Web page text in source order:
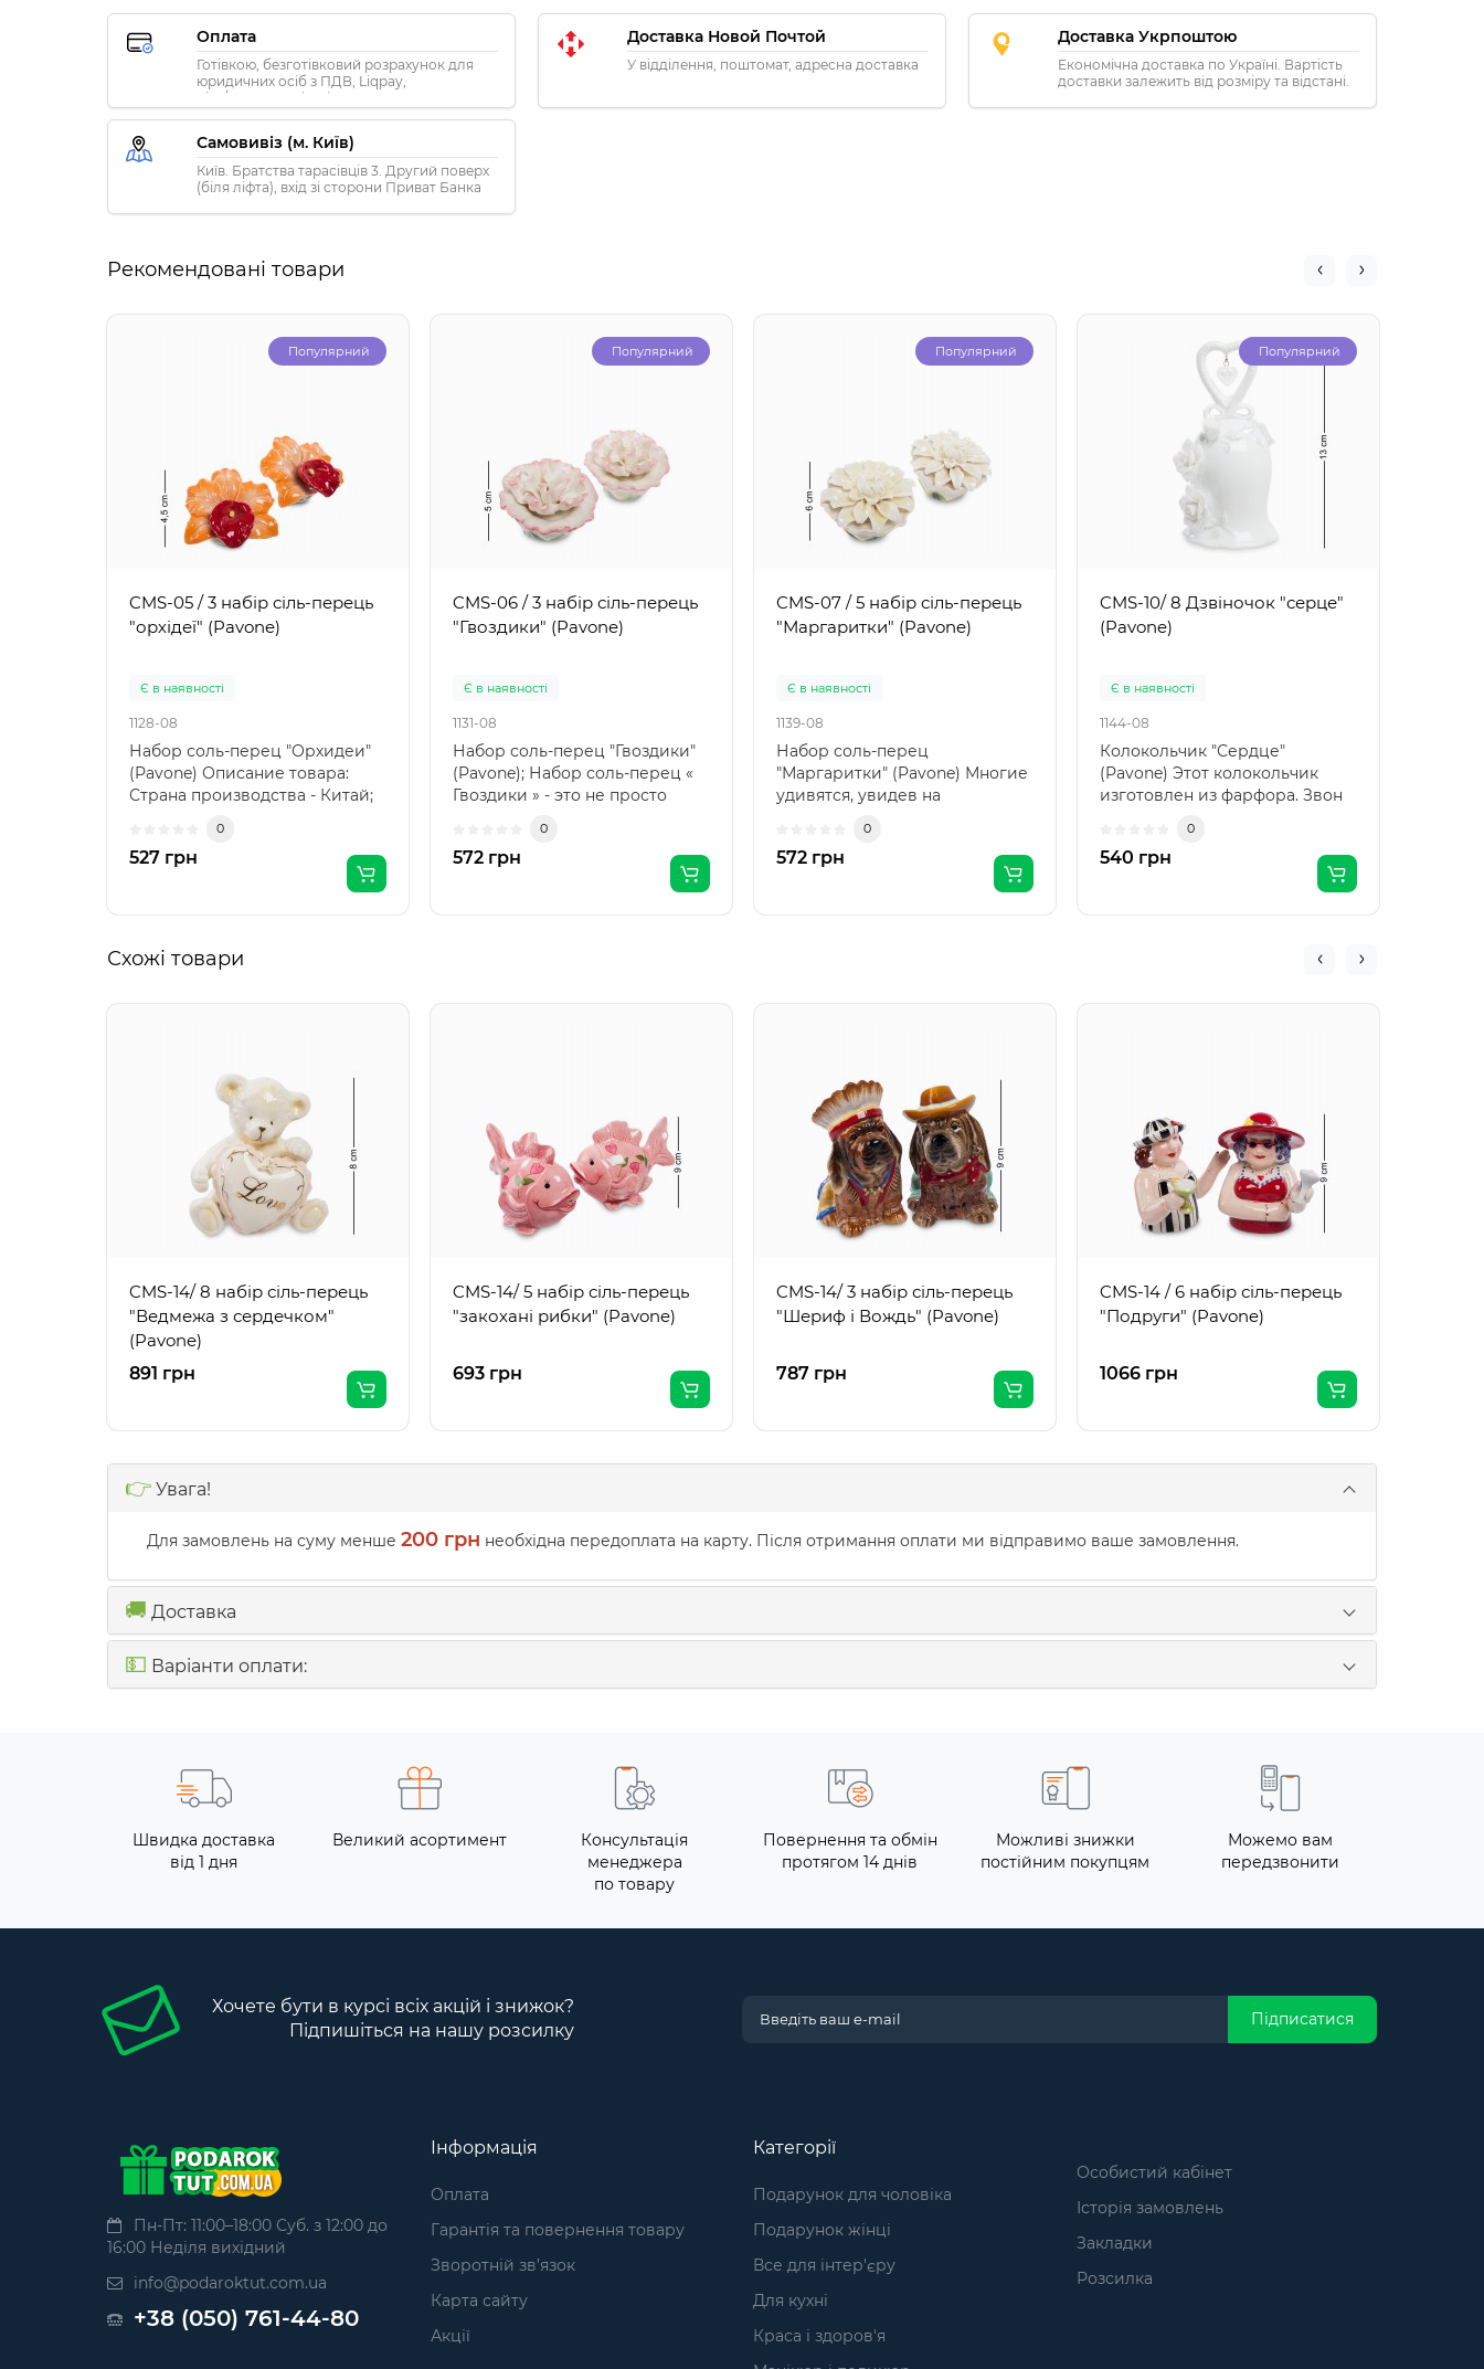
Оплата
Готівкою, безготівковий розрахунок для
юридичних осіб з ПДВ, Liqpay,
Visa/MasterCard, Privat24
Доставка Новой Почтой
У відділення, поштомат, адресна доставка
Доставка Укрпоштою
Економічна доставка по Україні. Вартість
доставки залежить від розміру та відстані.
Самовивіз (м. Київ)
Київ. Братства тарасівців 3. Другий поверх
(біля ліфта), вхід зі сторони Приват Банка
Рекомендовані товари
Популярний
CMS-05 / 3 набір сіль-перець
"орхідеї" (Pavone)
Є в наявності
1128-08
Набор соль-перец "Орхидеи"
(Pavone) Описание товара:
Страна производства - Китай;
0
527 грн
Популярний
CMS-06 / 3 набір сіль-перець
"Гвоздики" (Pavone)
Є в наявності
1131-08
Набор соль-перец "Гвоздики"
(Pavone); Набор соль-перец «
Гвоздики » - это не просто
0
572 грн
Популярний
CMS-07 / 5 набір сіль-перець
"Маргаритки" (Pavone)
Є в наявності
1139-08
Набор соль-перец
"Маргаритки" (Pavone) Многие
удивятся, увидев на
роскошны..
0
572 грн
Популярний
CMS-10/ 8 Дзвіночок "серце"
(Pavone)
Є в наявності
1144-08
Колокольчик "Сердце"
(Pavone) Этот колокольчик
изготовлен из фарфора. Звон
0
540 грн
Схожі товари
CMS-14/ 8 набір сіль-перець
"Ведмежа з сердечком"
(Pavone)
891 грн
CMS-14/ 5 набір сіль-перець
"закохані рибки" (Pavone)
693 грн
CMS-14/ 3 набір сіль-перець
"Шериф і Вождь" (Pavone)
787 грн
CMS-14 / 6 набір сіль-перець
"Подруги" (Pavone)
1066 грн
👉 Увага!
Для замовлень на суму менше 200 грн необхідна передоплата на карту. Після отримання оплати ми відправимо ваше замовлення.
🚚 Доставка
💵 Варіанти оплати:
Швидка доставка
від 1 дня
Великий асортимент
Консультація
менеджера
по товару
Повернення та обмін
протягом 14 днів
Можливі знижки
постійним покупцям
Можемо вам
передзвонити
Хочете бути в курсі всіх акцій і знижок?
Підпишіться на нашу розсилку
Підписатися
Пн-Пт: 11:00–18:00 Суб. з 12:00 до
16:00 Неділя вихідний
info@podaroktut.com.ua
+38 (050) 761-44-80
Інформація
Оплата
Гарантія та повернення товару
Зворотній зв’язок
Карта сайту
Акції
Категорії
Подарунок для чоловіка
Подарунок жінці
Все для інтер'єру
Для кухні
Краса і здоров'я
Особистий кабінет
Історія замовлень
Закладки
Розсилка